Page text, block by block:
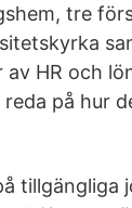
tre
HR och
på hur
tillgängliga